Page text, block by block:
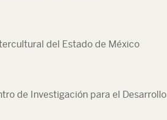
del Estado de México
de Investigación para el Desarrollo